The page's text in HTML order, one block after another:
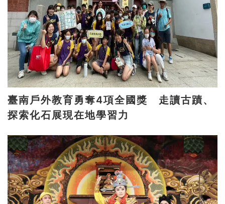
臺南戶外教育勇奪4項全國獎 走讀古蹟、
探索化石展現在地學習力